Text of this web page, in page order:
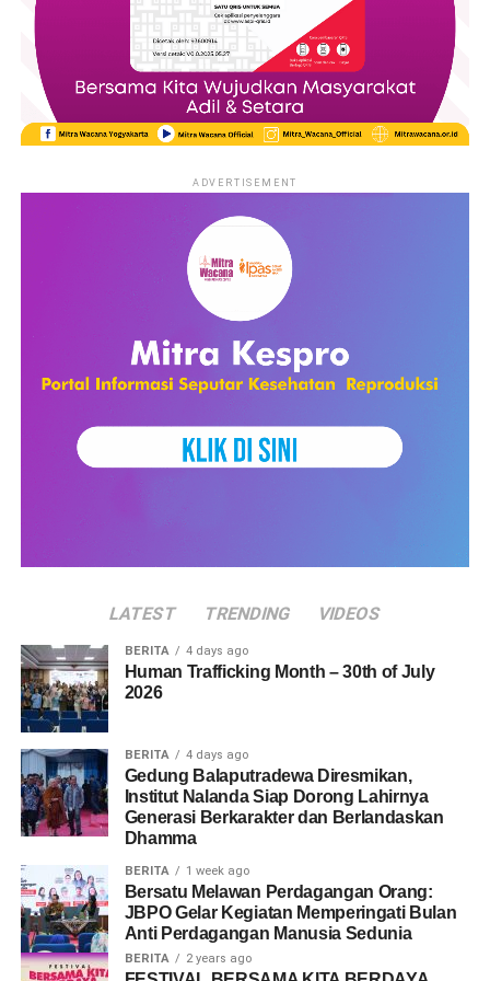
Memanfaatkan fisik sebagai objek untuk diekploitasi
sudah bukan menjadi rahasia umum lagi. Terlihat dari citra
perempuan yang digambarkan oleh tayangan iklan ataupun
acara program televisi. Kecantikan perempuan dijadikan
sebagai penghias tampilan dari suatu program acara. Dipoles
kepentingan media bahkan hak hak perempuan yang
seharusnya dimiliki mereka dikesampingkan oleh media .
Selain sebagai wadah informasi untuk masyarakat media
massa juga berfungsi sebagai hiburan.. Tayangan televisi yang
sampai saat ini menempati rating tertinggi yaitu dalam
kategori sinetron. Gambaran dalam tayangan tersebut banyak
yang melibatkan perempuan dengan menggambarkan posisi
perempuan selalu dibawah laki-laki. Tidak terlalu
memperhatikan pesan tersirat apa yang terkandung dalam
tayangan tersebut, masyarakat terus-menerus
sekali peran perempuan yang digambarkan dari sisi lemahnya
begitu apa yang disajikan oleh media akan tertanam difikiran
mereka sehingga menganggap pesan media massa sebagai
realitas yang benar dan menjadi nilai yang kemudian
diterapkan dalam kehidupan sehari-hari.
Kekuatan Media Massa Dalam Membentuk Citra
Perempuan
Media massa memiliki kemampuan dalam membentuk
citra . Bermula dari gambaran atas kenyataan yang ada
dimasyarakat kemudian dikembangkan dengan menggunakan
bahasa yang mengandung makna baru namun masih memiliki
acuan terhadap fakta yang ada kemudian disajikan kepada
ADVERTISEMENT
LATEST TRENDING VIDEOS
BERITA 4 days ago
Human Trafficking Month – 30th of July
2026
BERITA 4 days ago
Gedung Balaputradewa Diresmikan,
Institut Nalanda Siap Dorong Lahirnya
Generasi Berkarakter dan Berlandaskan
Dhamma
BERITA 1 week ago
Bersatu Melawan Perdagangan Orang:
JBPO Gelar Kegiatan Memperingati Bulan
Anti Perdagangan Manusia Sedunia
BERITA 2 years ago